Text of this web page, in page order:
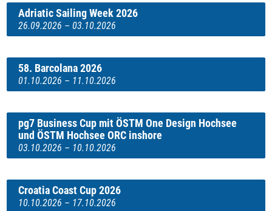
Adriatic Sailing Week 2026
26.09.2026 – 03.10.2026
58. Barcolana 2026
01.10.2026 – 11.10.2026
pg7 Business Cup mit ÖSTM One Design Hochsee
und ÖSTM Hochsee ORC inshore
03.10.2026 – 10.10.2026
Croatia Coast Cup 2026
10.10.2026 – 17.10.2026